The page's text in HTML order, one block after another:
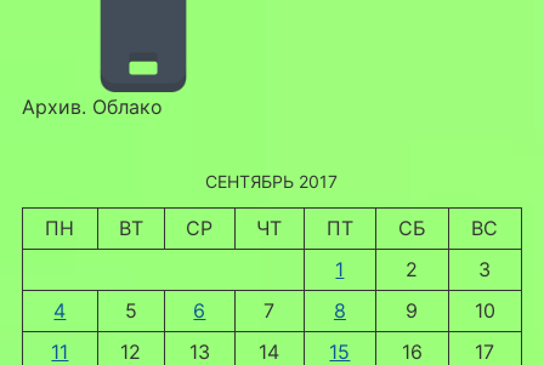
Архив. Облако
СЕНТЯБРЬ 2017
ПН ВТ СР ЧТ ПТ СБ
ВС
1
2
3
4
5 6 7 8 9
10
11
12 13 14 15 16
17